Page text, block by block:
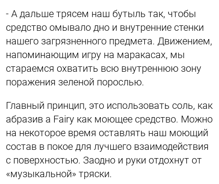
- А дальше трясем наш бутыль так, чтобы
средство омывало дно и внутренние стенки
нашего загрязненного предмета. Движением,
напоминающим игру на маракасах, мы
стараемся охватить всю внутреннюю зону
поражения зеленой порослью.
Главный принцип, это использовать соль, как
абразив а Fairy как моющее средство. Можно
на некоторое время оставлять наш моющий
состав в покое для лучшего взаимодействия
с поверхностью. Заодно и руки отдохнут от
«музыкальной» тряски.